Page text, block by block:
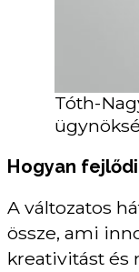
Tóth-
Hogyan
A változatos
össze, ami
kreativitást és